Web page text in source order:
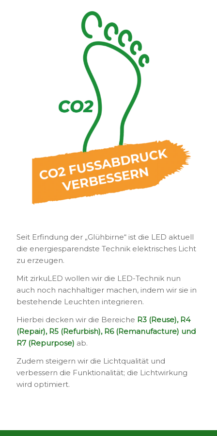
Seit Erfindung der „Glühbirne“ ist die LED aktuell
die energiesparendste Technik elektrisches Licht
zu erzeugen.
Mit zirkuLED wollen wir die LED-Technik nun
auch noch nachhaltiger machen, indem wir sie in
bestehende Leuchten integrieren.
Hierbei decken wir die Bereiche R3 (Reuse), R4
(Repair), R5 (Refurbish), R6 (Remanufacture) und
R7 (Repurpose) ab.
Zudem steigern wir die Lichtqualität und
verbessern die Funktionalität; die Lichtwirkung
wird optimiert.